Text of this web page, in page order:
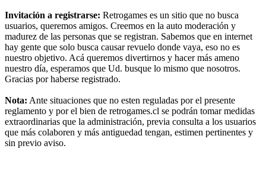
Invitación a registrarse: Retrogames es un sitio que no busca
usuarios, queremos amigos. Creemos en la auto moderación y
madurez de las personas que se registran. Sabemos que en internet
hay gente que solo busca causar revuelo donde vaya, eso no es
nuestro objetivo. Acá queremos divertirnos y hacer más ameno
nuestro día, esperamos que Ud. busque lo mismo que nosotros.
Gracias por haberse registrado.
Nota: Ante situaciones que no esten reguladas por el presente
reglamento y por el bien de retrogames.cl se podrán tomar medidas
extraordinarias que la administración, previa consulta a los usuarios
que más colaboren y más antiguedad tengan, estimen pertinentes y
sin previo aviso.